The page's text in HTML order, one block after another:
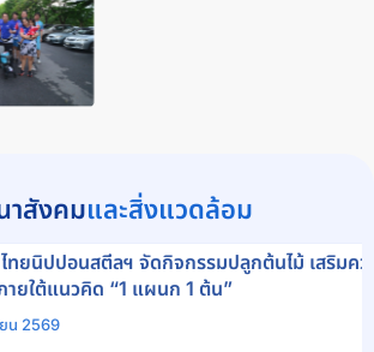
สังคมและสิ่งแวดล้อม
ปอนสตีลฯ จัดกิจกรรมปลูกต้นไม้ เสริมความ
นวคิด “1 แผนก 1 ต้น”